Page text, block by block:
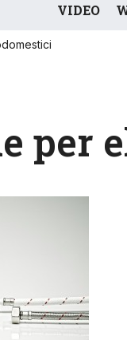
VIDEO
per